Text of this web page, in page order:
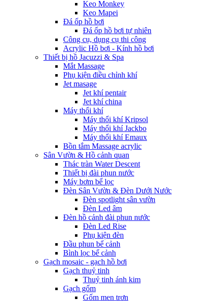
Keo Monkey
Keo Mapei
Đá ốp hồ bơi
Đá ốp hồ bơi tự nhiên
Công cụ, dụng cụ thi công
Acrylic Hồ bơi - Kính hồ bơi
Thiết bị hồ Jacuzzi & Spa
Mắt Massage
Phụ kiện điều chỉnh khí
Jet masage
Jet khí pentair
Jet khí china
Máy thổi khí
Máy thổi khí Kripsol
Máy thổi khí Jackbo
Máy thổi khí Emaux
Bồn tắm Massage acrylic
Sân Vườn & Hồ cảnh quan
Thác tràn Water Descent
Thiết bị đài phun nước
Máy bơm bể lọc
Đèn Sân Vườn & Đèn Dưới Nước
Đèn spotlight sân vườn
Đèn Led âm
Đèn hồ cảnh đài phun nước
Đèn Led Rise
Phụ kiện đèn
Đầu phun bể cảnh
Bình lọc bể cảnh
Gạch mosaic - gạch hồ bơi
Gạch thuỷ tinh
Thuỷ tinh ánh kim
Gạch gốm
Gốm men trơn